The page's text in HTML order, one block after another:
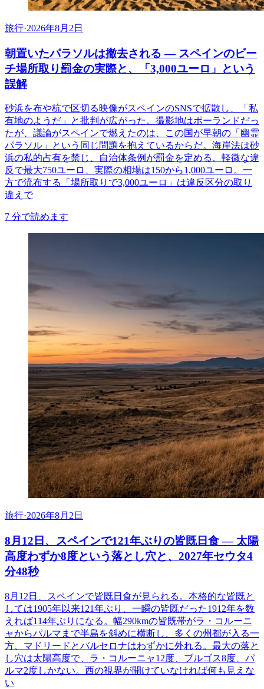
旅行·2026年8月2日
朝置いたパラソルは撤去される ― スペインのビー
チ場所取り罰金の実際と、「3,000ユーロ」という
誤解
砂浜を布や杭で区切る映像がスペインのSNSで拡散し、「私
有地のようだ」と批判が広がった。撮影地はポーランドだっ
たが、議論がスペインで燃えたのは、この国が早朝の「幽霊
パラソル」という同じ問題を抱えているからだ。海岸法は砂
浜の私的占有を禁じ、自治体条例が罰金を定める。軽微な違
反で最大750ユーロ、実際の相場は150から1,000ユーロ。一
方で流布する「場所取りで3,000ユーロ」は違反区分の取り
違えで
7 分で読めます
旅行·2026年8月2日
8月12日、スペインで121年ぶりの皆既日食 ― 太陽
高度わずか8度という落とし穴と、2027年セウタ4
分48秒
8月12日、スペインで皆既日食が見られる。本格的な皆既と
しては1905年以来121年ぶり、一瞬の皆既だった1912年を数
えれば114年ぶりになる。幅290kmの皆既帯がラ・コルーニ
ャからパルマまで半島を斜めに横断し、多くの州都が入る一
方、マドリードとバルセロナはわずかに外れる。最大の落と
し穴は太陽高度で、ラ・コルーニャ12度、ブルゴス8度、パ
ルマ2度しかない。西の視界が開けていなければ何も見えな
い